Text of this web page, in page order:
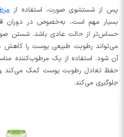
پس از شستشوی صورت، استفاده از
بسیار مهم است، به‌خصوص در
حساس‌تر از حالت عادی باشد. شستن
می‌تواند رطوبت طبیعی پوست را
آن شود. استفاده از یک مرطوب‌کننده
حفظ تعادل رطوبت پوست کمک می‌کند
جلوگیری می‌کند.